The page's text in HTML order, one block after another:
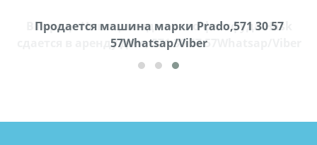
В городе Ниноцминда около фастфуда Hask
cдается в аренду дом, 571 30 57 57Whatsap/Viber
Продается машина марки Prado,571 30 57
57Whatsap/Viber